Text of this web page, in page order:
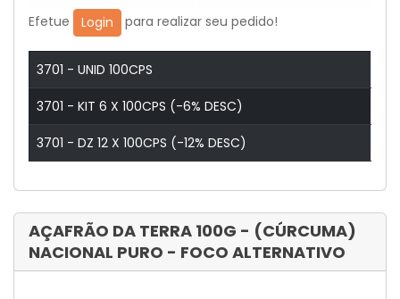
Efetue Login para realizar seu pedido!
3701 - UNID 100CPS
3701 - KIT 6 X 100CPS (-6% DESC)
3701 - DZ 12 X 100CPS (-12% DESC)
AÇAFRÃO DA TERRA 100G - (CÚRCUMA)
NACIONAL PURO - FOCO ALTERNATIVO